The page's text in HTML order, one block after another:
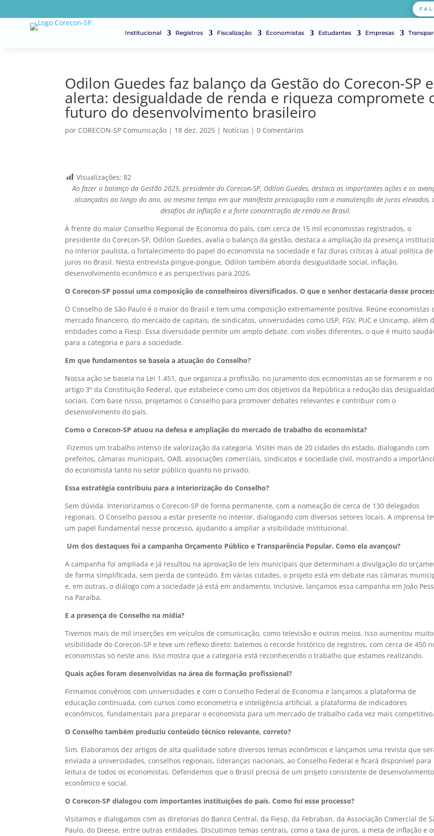
Institucional Registros Fiscalização Economistas Estudantes Empresas
Odilon Guedes faz balanço da Gestão do Corecon-SP e
alerta: desigualdade de renda e riqueza compromete
futuro do desenvolvimento brasileiro
por CORECON-SP Comunicação | 18 dez, 2025 | Notícias |0 Comentários
Visualizações: 82
Ao fazer o balanço da Gestão 2025, presidente do Corecon-SP, Odilon Guedes, destaca as importantes ações e os
alcançados ao longo do ano, ao mesmo tempo em que manifesta preocupação com a manutenção de juros elevados,
desafios da inflação e a forte concentração de renda no Brasil.
À frente do maior Conselho Regional de Economia do país, com cerca de 15 mil economistas registrados, o
presidente do Corecon-SP, Odilon Guedes, avalia o balanço da gestão, destaca a ampliação da presença
no interior paulista, o fortalecimento do papel do economista na sociedade e faz duras críticas à atual política de
juros no Brasil. Nesta entrevista pingue-pongue, Odilon também aborda desigualdade social, inflação,
desenvolvimento econômico e as perspectivas para 2026.
O Corecon-SP possui uma composição de conselheiros diversificados. O que o senhor destacaria desse
O Conselho de São Paulo é o maior do Brasil e tem uma composição extremamente positiva. Reúne economistas
mercado financeiro, do mercado de capitais, de sindicatos, universidades como USP, FGV, PUC e Unicamp, além
entidades como a Fiesp. Essa diversidade permite um amplo debate, com visões diferentes, o que é muito
para a categoria e para a sociedade.
Em que fundamentos se baseia a atuação do Conselho?
Nossa ação se baseia na Lei 1.451, que organiza a profissão, no juramento dos economistas ao se formarem e no
artigo 3º da Constituição Federal, que estabelece como um dos objetivos da República a redução das
sociais. Com base nisso, projetamos o Conselho para promover debates relevantes e contribuir com o
desenvolvimento do país.
Como o Corecon-SP atuou na defesa e ampliação do mercado de trabalho do economista?
Fizemos um trabalho intenso de valorização da categoria. Visitei mais de 20 cidades do estado, dialogando com
prefeitos, câmaras municipais, OAB, associações comerciais, sindicatos e sociedade civil, mostrando a
do economista tanto no setor público quanto no privado.
Essa estratégia contribuiu para a interiorização do Conselho?
Sem dúvida. Interiorizamos o Corecon-SP de forma permanente, com a nomeação de cerca de 130 delegados
regionais. O Conselho passou a estar presente no interior, dialogando com diversos setores locais. A imprensa
um papel fundamental nesse processo, ajudando a ampliar a visibilidade institucional.
Um dos destaques foi a campanha Orçamento Público e Transparência Popular. Como ela avançou?
A campanha foi ampliada e já resultou na aprovação de leis municipais que determinam a divulgação do
de forma simplificada, sem perda de conteúdo. Em várias cidades, o projeto está em debate nas câmaras
e, em outras, o diálogo com a sociedade já está em andamento. Inclusive, lançamos essa campanha em João
na Paraíba.
E a presença do Conselho na mídia?
Tivemos mais de mil inserções em veículos de comunicação, como televisão e outros meios. Isso aumentou
visibilidade do Corecon-SP e teve um reflexo direto: batemos o recorde histórico de registros, com cerca de 450
economistas só neste ano. Isso mostra que a categoria está reconhecendo o trabalho que estamos realizando.
Quais ações foram desenvolvidas na área de formação profissional?
Firmamos convênios com universidades e com o Conselho Federal de Economia e lançamos a plataforma de
educação continuada, com cursos como econometria e inteligência artificial, a plataforma de indicadores
econômicos, fundamentais para preparar o economista para um mercado de trabalho cada vez mais competitivo.
O Conselho também produziu conteúdo técnico relevante, correto?
Sim. Elaboramos dez artigos de alta qualidade sobre diversos temas econômicos e lançamos uma revista que
enviada a universidades, conselhos regionais, lideranças nacionais, ao Conselho Federal e ficará disponível para
leitura de todos os economistas. Defendemos que o Brasil precisa de um projeto consistente de desenvolvimento
econômico e social.
O Corecon-SP dialogou com importantes instituições do país. Como foi esse processo?
Visitamos e dialogamos com as diretorias do Banco Central, da Fiesp, da Febraban, da Associação Comercial de
Paulo, do Dieese, entre outras entidades. Discutimos temas centrais, como a taxa de juros, a meta de inflação e